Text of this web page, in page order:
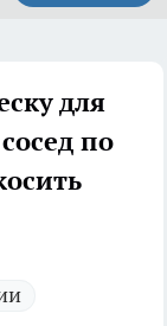
для
по